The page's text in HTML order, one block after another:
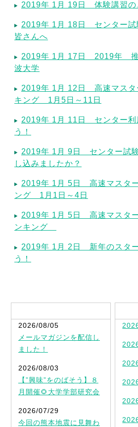
2019年 1月 19日 体験講習の
2019年 1月 18日 センター試
皆さんへ
2019年 1月 17日 2019年 推
波大学
2019年 1月 12日 高速マス
キング 1月5日～11日
2019年 1月 11日 センター利
う！
2019年 1月 9日 センター試
し込みましたか？
2019年 1月 5日 高速マスタ
ング 1月1日～4日
2019年 1月 5日 高速マスタ
ンキング
2019年 1月 2日 新年のスタ
う！
2026/08/05
メールマガジンを配信し
ました！
2026/08/03
【”興味”をのばそう】８
月開催🌻大学学部研究会
2026/07/29
今回の熊本地震に見舞わ